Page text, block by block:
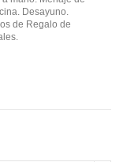
Desayuno.
de Regalo de